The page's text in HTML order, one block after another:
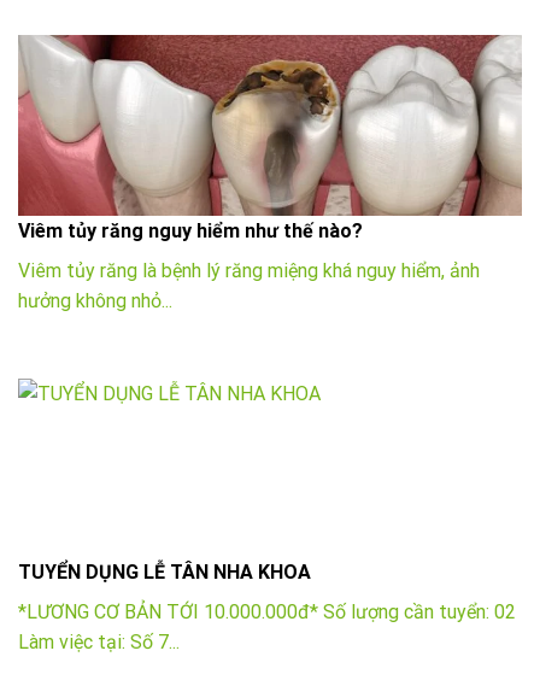
Viêm tủy răng nguy hiểm như thế nào?
Viêm tủy răng là bệnh lý răng miệng khá nguy hiểm, ảnh
hưởng không nhỏ...
TUYỂN DỤNG LỄ TÂN NHA KHOA
*LƯƠNG CƠ BẢN TỚI 10.000.000đ* Số lượng cần tuyển: 02
Làm việc tại: Số 7...